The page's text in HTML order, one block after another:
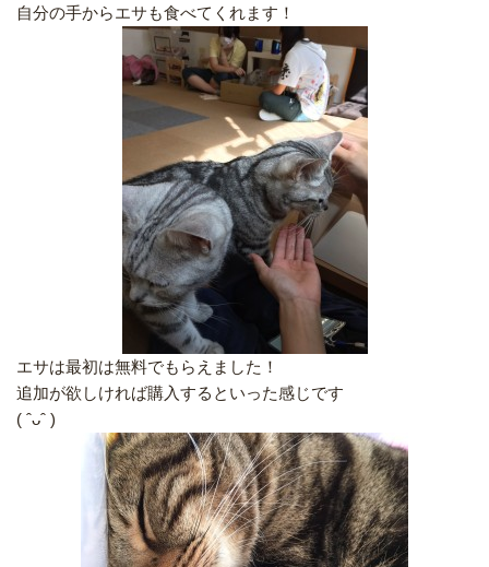
自分の手からエサも食べてくれます！
エサは最初は無料でもらえました！
追加が欲しければ購入するといった感じです
( ˆᴗˆ )